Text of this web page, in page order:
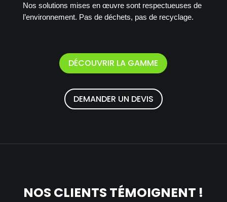
Nos solutions mises en œuvre sont respectueuses de
l’environnement. Pas de déchets, pas de recyclage.
DÉCOUVRIR LA GAMME
DEMANDER UN DEVIS
NOS CLIENTS TÉMOIGNENT !